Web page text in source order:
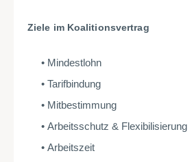
Ziele im Koalitionsvertrag
Mindestlohn
Tarifbindung
Mitbestimmung
Arbeitsschutz & Flexibilisierung
Arbeitszeit